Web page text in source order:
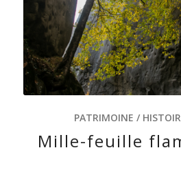
PATRIMOINE /
Mille-feuille